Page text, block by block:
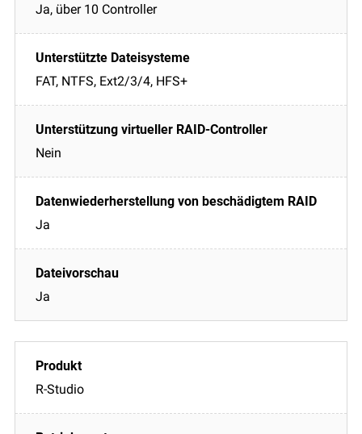
Ja, über 10 Controller
FAT, NTFS, Ext2/3/4, HFS+
Nein
Ja
Ja
R-Studio